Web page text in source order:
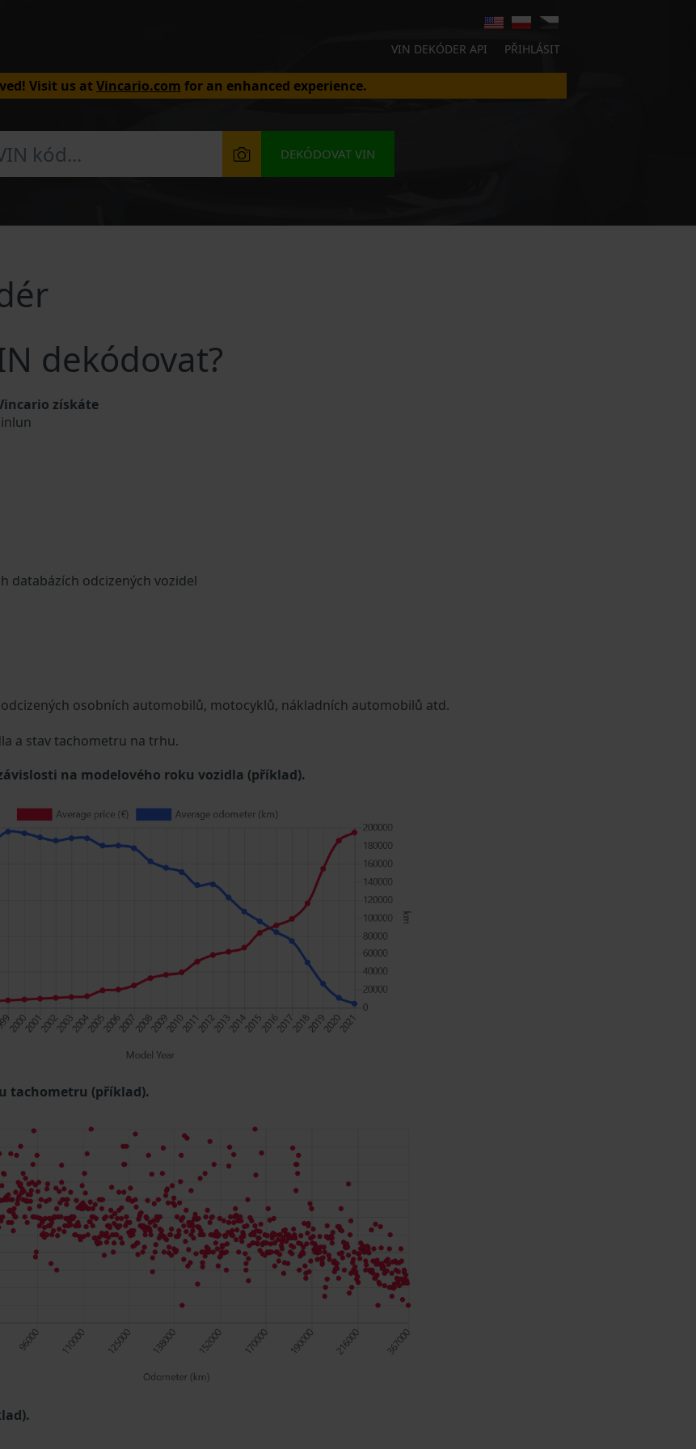
VIN DEKÓDER API PŘIHLÁSIT
Visit us atVincario.com for an enhanced experience.
DEKÓDOVAT VIN
dekódovat?
získáte
databázích odcizených vozidel
osobních automobilů, motocyklů, nákladních automobilů atd.
a stav tachometru na trhu.
na modelového roku vozidla (příklad).
tachometru (příklad).